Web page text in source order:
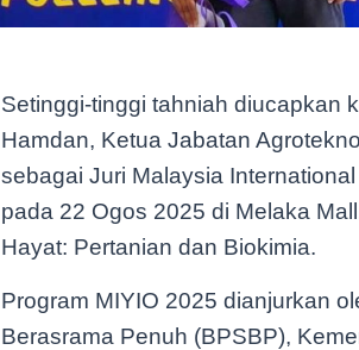
Setinggi-tinggi tahniah diucapkan
Hamdan, Ketua Jabatan
sebagai Juri Malaysia
pada 22 Ogos 2025 di Melaka
Hayat: Pertanian dan Biokimia.
Program MIYIO 2025 dianjurkan
Berasrama Penuh (BPSBP),